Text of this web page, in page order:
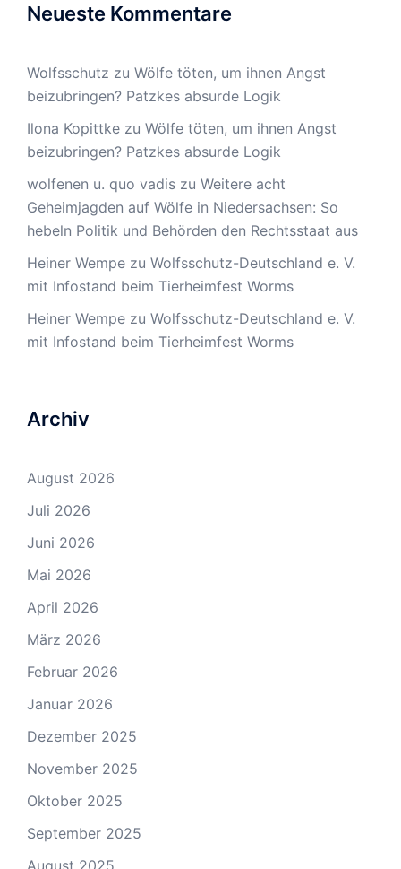
Neueste Kommentare
Wolfsschutz zu Wölfe töten, um ihnen Angst
beizubringen? Patzkes absurde Logik
Ilona Kopittke zu Wölfe töten, um ihnen Angst
beizubringen? Patzkes absurde Logik
wolfenen u. quo vadis zu Weitere acht
Geheimjagden auf Wölfe in Niedersachsen: So
hebeln Politik und Behörden den Rechtsstaat aus
Heiner Wempe zu Wolfsschutz-Deutschland e. V.
mit Infostand beim Tierheimfest Worms
Heiner Wempe zu Wolfsschutz-Deutschland e. V.
mit Infostand beim Tierheimfest Worms
Archiv
August 2026
Juli 2026
Juni 2026
Mai 2026
April 2026
März 2026
Februar 2026
Januar 2026
Dezember 2025
November 2025
Oktober 2025
September 2025
August 2025